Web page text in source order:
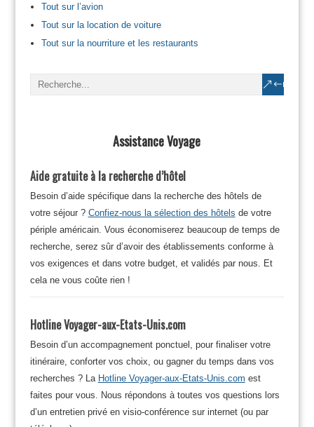
Tout sur l’avion
Tout sur la location de voiture
Tout sur la nourriture et les restaurants
Assistance Voyage
Aide gratuite à la recherche d’hôtel
Besoin d’aide spécifique dans la recherche des hôtels de
votre séjour ? Confiez-nous la sélection des hôtels de votre
périple américain. Vous économiserez beaucoup de temps de
recherche, serez sûr d’avoir des établissements conforme à
vos exigences et dans votre budget, et validés par nous. Et
cela ne vous coûte rien !
Hotline Voyager-aux-Etats-Unis.com
Besoin d’un accompagnement ponctuel, pour finaliser votre
itinéraire, conforter vos choix, ou gagner du temps dans vos
recherches ? La Hotline Voyager-aux-Etats-Unis.com est
faites pour vous. Nous répondons à toutes vos questions lors
d’un entretien privé en visio-conférence sur internet (ou par